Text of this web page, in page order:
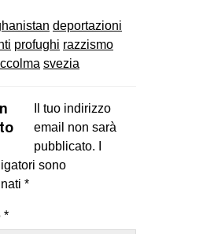
deportazioni
profughi razzismo
svezia
Il tuo indirizzo
email non sarà
pubblicato.
sono
*
*